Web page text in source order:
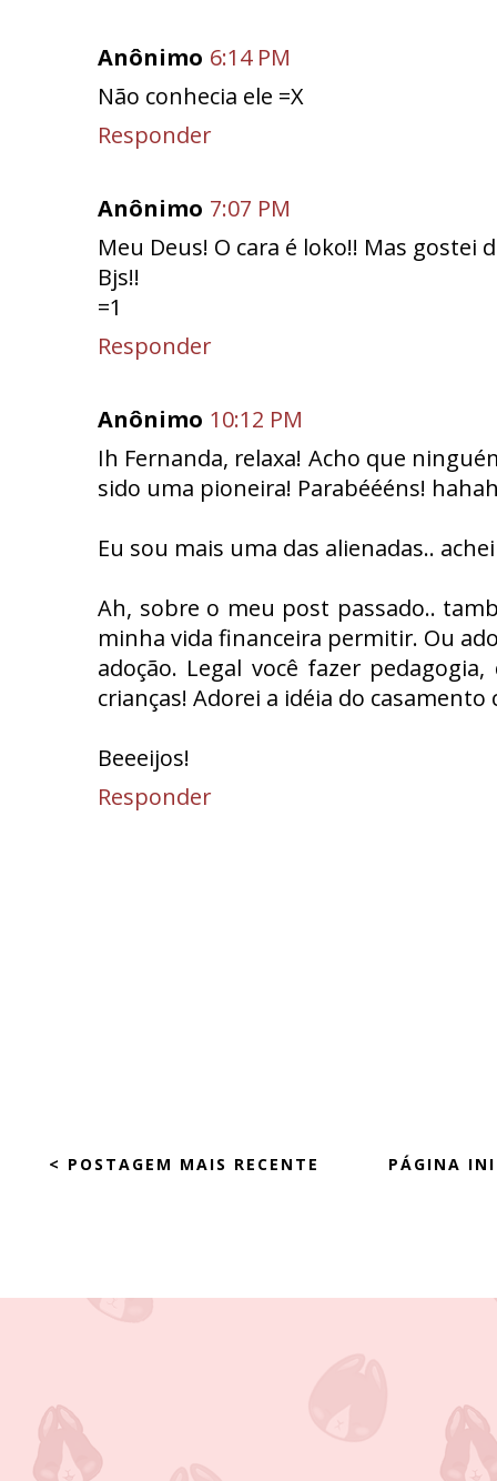
Anônimo 6:14 PM
Não conhecia ele =X
Responder
Anônimo 7:07 PM
Meu Deus! O cara é loko!! Mas gostei
Bjs!!
=1
Responder
Anônimo 10:12 PM
Ih Fernanda, relaxa! Acho que
sido uma pioneira! Parabéééns!
Eu sou mais uma das alienadas..
Ah, sobre o meu post passado..
minha vida financeira permitir. Ou
adoção. Legal você fazer
crianças! Adorei a idéia do casamento
Beeeijos!
Responder
< POSTAGEM MAIS RECENTE PÁGINA